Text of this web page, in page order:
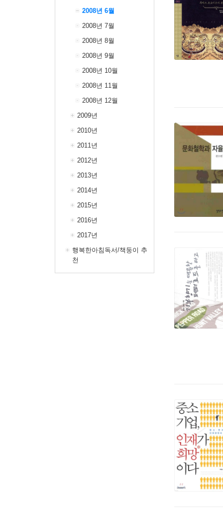
2008년 6월
2008년 7월
2008년 8월
2008년 9월
2008년 10월
2008년 11월
2008년 12월
2009년
2010년
2011년
2012년
2013년
2014년
2015년
2016년
2017년
행복한아침독서/책둥이 추
천